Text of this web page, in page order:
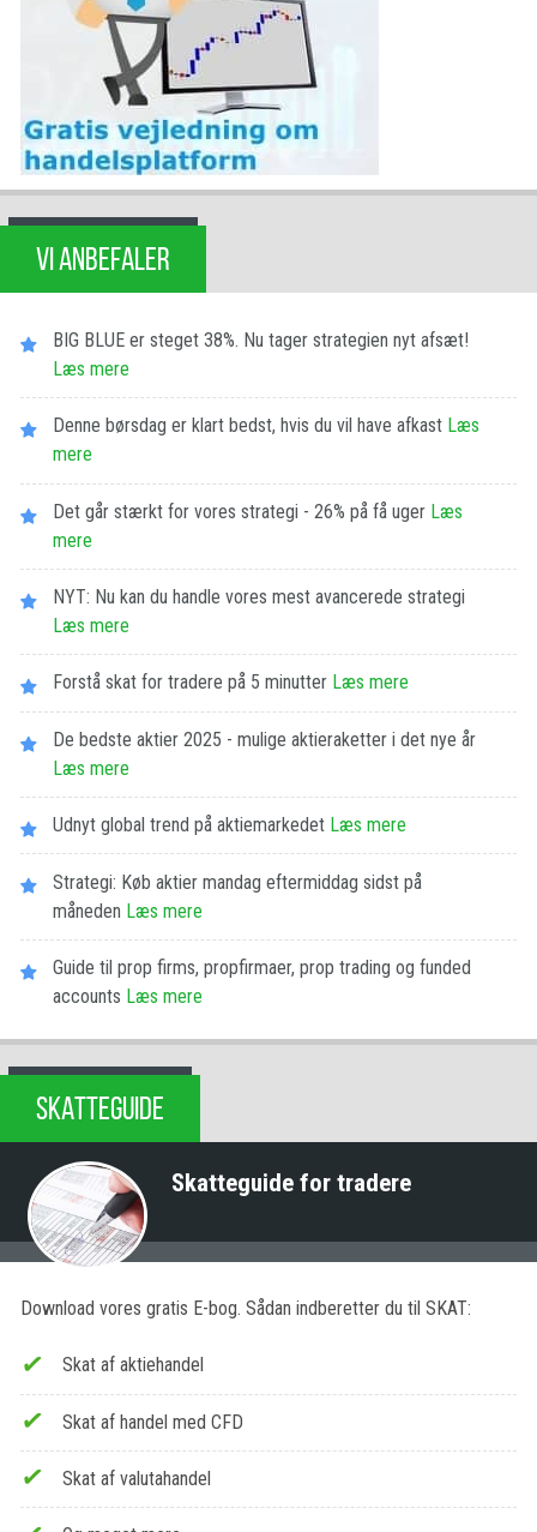
VI ANBEFALER
BIG BLUE er steget 38%. Nu tager strategien nyt afsæt!
Læs mere
Denne børsdag er klart bedst, hvis du vil have afkast Læs
mere
Det går stærkt for vores strategi - 26% på få uger Læs
mere
NYT: Nu kan du handle vores mest avancerede strategi
Læs mere
Forstå skat for tradere på 5 minutter Læs mere
De bedste aktier 2025 - mulige aktieraketter i det nye år
Læs mere
Udnyt global trend på aktiemarkedet Læs mere
Strategi: Køb aktier mandag eftermiddag sidst på
måneden Læs mere
Guide til prop firms, propfirmaer, prop trading og funded
accounts Læs mere
SKATTEGUIDE
Skatteguide for tradere
Download vores gratis E-bog. Sådan indberetter du til SKAT:
Skat af aktiehandel
Skat af handel med CFD
Skat af valutahandel